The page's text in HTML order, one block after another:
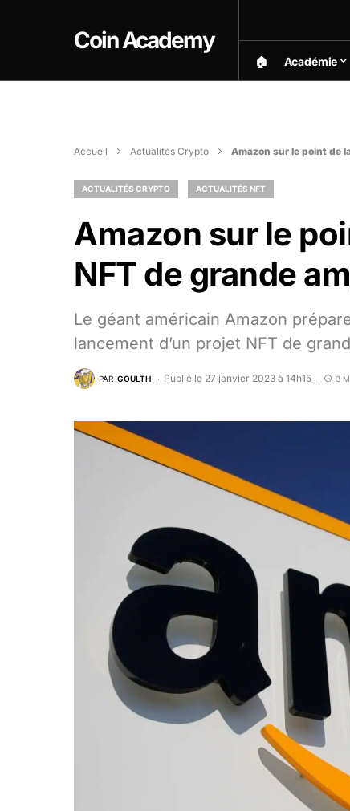
Coin Academy
🏠︎ Académie
Accueil Actualités Crypto Amazon sur le point de
ACTUALITÉS CRYPTO ACTUALITÉS NFT
Amazon sur le
NFT de grande
Le géant américain Amazon
lancement d’un projet NFT de
PAR GOULTH Publié le 27 janvier 2023 à 14h15 3